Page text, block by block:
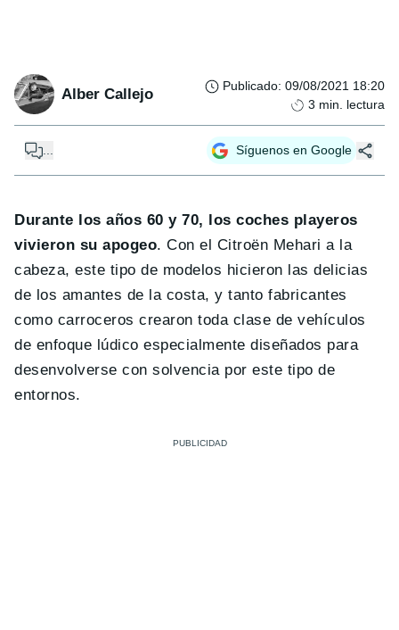
Alber Callejo Publicado: 09/08/2021 18:20
3 min. lectura
... Síguenos en Google
Durante los años 60 y 70, los coches playeros
vivieron su apogeo. Con el Citroën Mehari a la
cabeza, este tipo de modelos hicieron las delicias
de los amantes de la costa, y tanto fabricantes
como carroceros crearon toda clase de vehículos
de enfoque lúdico especialmente diseñados para
desenvolverse con solvencia por este tipo de
entornos.